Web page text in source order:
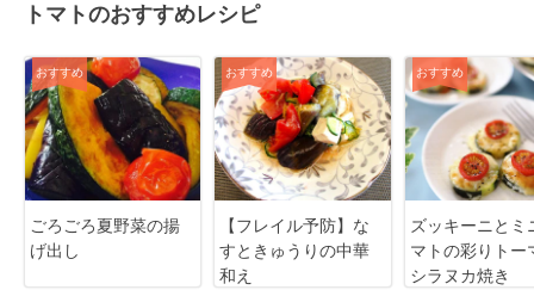
トマトのおすすめレシピ
おすすめ
ごろごろ夏野菜の揚
げ出し
おすすめ
【フレイル予防】な
すときゅうりの中華
和え
おすすめ
ズッキーニとミ
マトの彩りトー
シラヌカ焼き